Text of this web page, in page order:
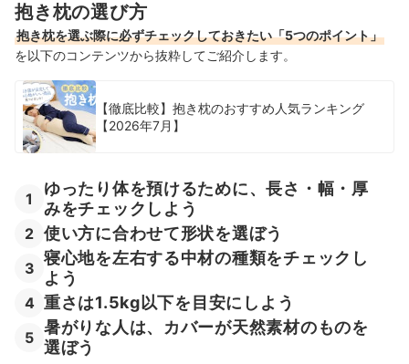
柴犬抱き枕の売れ筋ランキングもチェック！
抱き枕の選び方
抱き枕を選ぶ際に必ずチェックしておきたい「5つのポイント」
を以下のコンテンツから抜粋してご紹介します。
【徹底比較】抱き枕のおすすめ人気ランキング
【2026年7月】
1
ゆったり体を預けるために、長さ・幅・厚
みをチェックしよう
2 使い方に合わせて形状を選ぼう
3
寝心地を左右する中材の種類をチェックし
よう
4 重さは1.5kg以下を目安にしよう
5
暑がりな人は、カバーが天然素材のものを
選ぼう